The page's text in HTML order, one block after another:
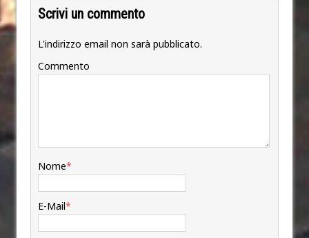
Scrivi un commento
L'indirizzo email non sarà pubblicato.
Commento
Nome*
E-Mail*